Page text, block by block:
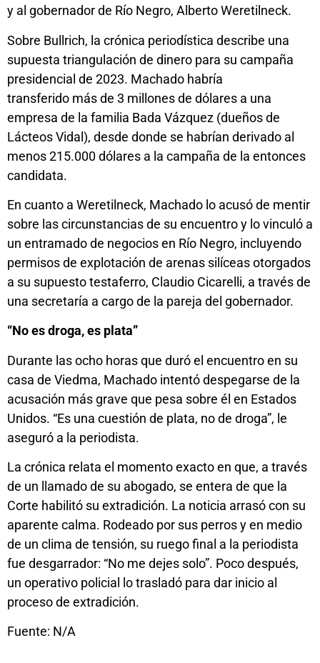
y al gobernador de Río Negro, Alberto Weretilneck.
Sobre Bullrich, la crónica periodística describe una
supuesta triangulación de dinero para su campaña
presidencial de 2023. Machado habría
transferido más de 3 millones de dólares a una
empresa de la familia Bada Vázquez (dueños de
Lácteos Vidal), desde donde se habrían derivado al
menos 215.000 dólares a la campaña de la entonces
candidata.
En cuanto a Weretilneck, Machado lo acusó de mentir
sobre las circunstancias de su encuentro y lo vinculó a
un entramado de negocios en Río Negro, incluyendo
permisos de explotación de arenas silíceas otorgados
a su supuesto testaferro, Claudio Cicarelli, a través de
una secretaría a cargo de la pareja del gobernador.
“No es droga, es plata”
Durante las ocho horas que duró el encuentro en su
casa de Viedma, Machado intentó despegarse de la
acusación más grave que pesa sobre él en Estados
Unidos. “Es una cuestión de plata, no de droga”, le
aseguró a la periodista.
La crónica relata el momento exacto en que, a través
de un llamado de su abogado, se entera de que la
Corte habilitó su extradición. La noticia arrasó con su
aparente calma. Rodeado por sus perros y en medio
de un clima de tensión, su ruego final a la periodista
fue desgarrador: “No me dejes solo”. Poco después,
un operativo policial lo trasladó para dar inicio al
proceso de extradición.
Fuente: N/A